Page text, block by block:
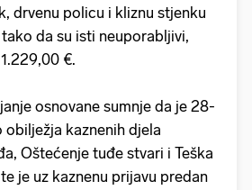
drvenu policu i kliznu stjenku
da su isti neuporabljivi,
€.
osnovane sumnje da je 28-
kaznenih djela
Oštećenje tuđe stvari i Teška
je uz kaznenu prijavu predan